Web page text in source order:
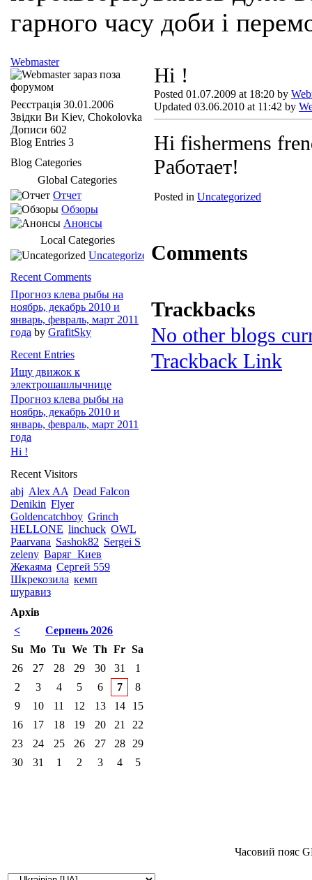
гарного часу доби і
Hi !
Posted 01.07.2009 at 18:20 by
Updated 03.06.2010 at 11:42 by
Hi fishermens
Работает!
Posted in Uncategorized
Comments
Trackbacks
No other blogs
Trackback Link
Webmaster
Реєстрація 30.01.2006
Звідки Ви Kiev, Chokolovka
Дописи 602
Blog Entries 3
Blog Categories
Global Categories
Отчет
Обзоры
Анонсы
Local Categories
Uncategorized
Recent Comments
Прогноз клева рыбы на
ноябрь, декабрь 2010 и
январь, февраль, март 2011
года by GrafitSky
Recent Entries
Ищу движок к
электрошашлычнице
Прогноз клева рыбы на
ноябрь, декабрь 2010 и
январь, февраль, март 2011
года
Hi !
Recent Visitors
abj Alex AA Dead Falcon
Denikin Flyer
Goldencatchboy Grinch
HELLONE linchuck OWL
Paarvana Sashok82 Sergei S
zeleny Варяг_Киев
Жекаяма Сергей 559
Шкрекозила кемп
шуравиз
Архів
<
Серпень 2026
Su Mo Tu We Th Fr Sa
26
27 28 29 30 31
1
2
3 4 5 6 7
8
9
10 11 12 13 14
15
16
17 18 19 20 21
22
23
24 25 26 27 28
29
30
31 1 2 3 4 5
Часовий пояс